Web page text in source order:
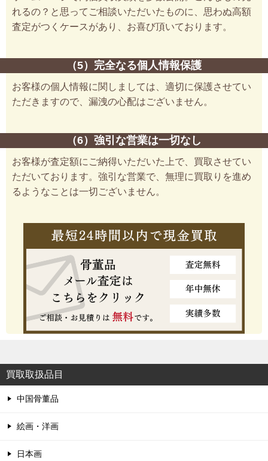
れるの？と思ってご相談いただいたものに、思わぬ高額
査定がつくケースがあり、お喜び頂いております。
（5）完全なる個人情報保護
お客様の個人情報に関しましては、適切に保護させてい
ただきますので、漏洩の心配はございません。
（6）強引な営業は一切なし
お客様が査定額にご納得いただいた上で、買取させてい
ただいております。強引な営業で、無理に買取りを進め
るようなことは一切ございません。
買取取扱品目
中国骨董品
絵画・洋画
日本画